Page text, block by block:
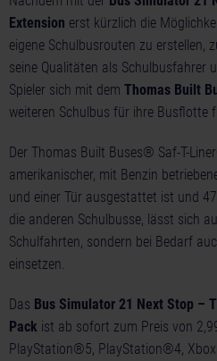
Extension erst kürzlich die
eigene Schulbusrouten zu erstellen,
seine Qualitäten als Schulbusfahrer
Spieler sich mit dem Thomas Built
weiteren Schulbus für ihre Busflotte
Der Thomas Built Buses® Saf-T-
amerikanischer, mit Benzin
und einer Tür ausgestattet ist und
die anderen Schulbusse, lässt sich
Schulfahrten, sondern bei Bedarf
einsetzen.
Das Bus Simulator 21 Next Stop –
Pack ist ab sofort zum Preis von
PlayStation®5, PlayStation®4, Xbox